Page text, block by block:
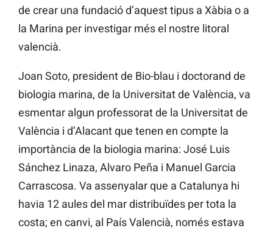
de crear una fundació d’aquest tipus a Xàbia o a
la Marina per investigar més el nostre litoral
valencià.
Joan Soto, president de Bio-blau i doctorand de
biologia marina, de la Universitat de València, va
esmentar algun professorat de la Universitat de
València i d’Alacant que tenen en compte la
importància de la biologia marina: José Luis
Sánchez Linaza, Alvaro Peña i Manuel Garcia
Carrascosa. Va assenyalar que a Catalunya hi
havia 12 aules del mar distribuïdes per tota la
costa; en canvi, al País Valencià, només estava